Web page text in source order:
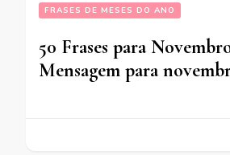
FRASES DE MESES DO ANO
50 Frases para
Mensagem para